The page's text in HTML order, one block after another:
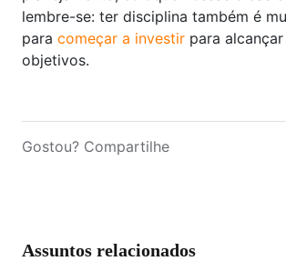
lembre-se: ter disciplina também é
para começar a investir para
objetivos.
Gostou? Compartilhe
Assuntos relacionados